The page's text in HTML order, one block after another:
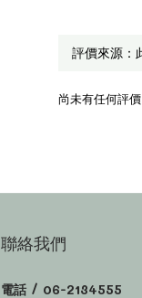
尚未有任何評價
聯絡我們
電話 / 06-2134555